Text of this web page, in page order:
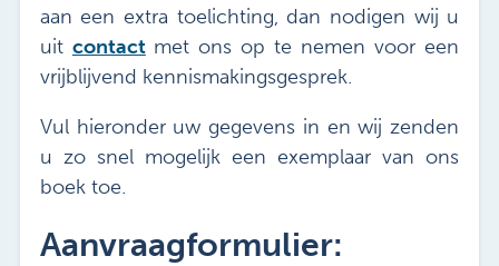
aan een extra toelichting, dan nodigen wij u
uit contact met ons op te nemen voor een
vrijblijvend kennismakingsgesprek.
Vul hieronder uw gegevens in en wij zenden
u zo snel mogelijk een exemplaar van ons
boek toe.
Aanvraagformulier: